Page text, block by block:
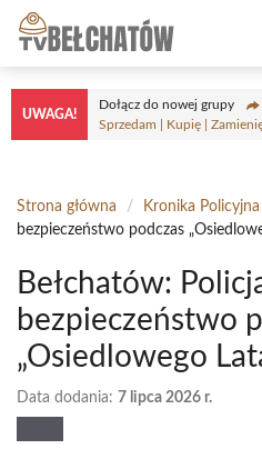
Przejdź
treści
UWAGA!
Dołącz do nowej grupy
Sprzedam | Kupię |
Strona główna / Kronika Policyjna
bezpieczeństwo podczas
Bełchatów:
bezpieczeństwo
„Osiedlowego
Data dodania: 7 lipca 2026 r.